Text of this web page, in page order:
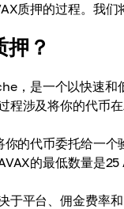
质押的过程。我们
押？
，是一个以快速和
程涉及将你的代币
你的代币委托给一
的最低数量是25
于平台、佣金费率